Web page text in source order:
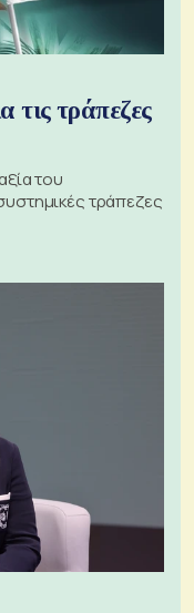
τις τράπεζες
του
τράπεζες